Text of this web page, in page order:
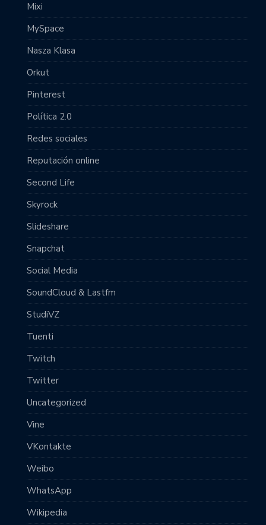
Mixi
MySpace
Nasza Klasa
Orkut
Pinterest
Política 2.0
Redes sociales
Reputación online
Second Life
Skyrock
Slideshare
Snapchat
Social Media
SoundCloud & Lastfm
StudiVZ
Tuenti
Twitch
Twitter
Uncategorized
Vine
VKontakte
Weibo
WhatsApp
Wikipedia